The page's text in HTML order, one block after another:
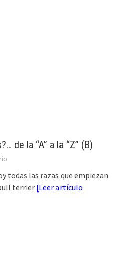
de la “A” a la “Z” (B)
todas las razas que empiezan
terrier [Leer artículo